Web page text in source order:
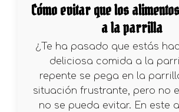
Cómo evitar que los
a la parrilla
¿Te ha pasado que estás
deliciosa comida a la
repente se pega en la
situación frustrante, pero no
no se pueda evitar. En este